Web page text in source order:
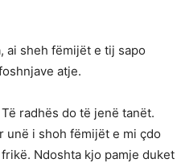
ai sheh fëmijët e tij sapo
atje.
radhës do të jenë tanët.
unë i shoh fëmijët e mi çdo
Ndoshta kjo pamje duket